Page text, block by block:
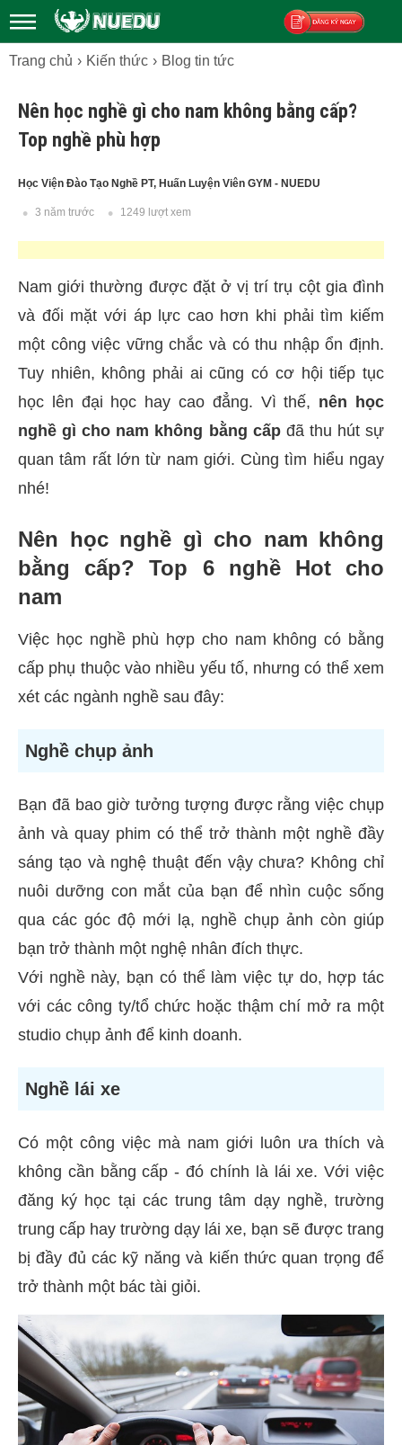
Trang chủ Kiến thức Blog tin tức
Nên học nghề gì cho nam không bằng cấp?
Top nghề phù hợp
Học Viện Đào Tạo Nghề PT, Huấn Luyện Viên GYM - NUEDU
3 năm trước 1249 lượt xem
Nam giới thường được đặt ở vị trí trụ cột gia đình
và đối mặt với áp lực cao hơn khi phải tìm kiếm
một công việc vững chắc và có thu nhập ổn định.
Tuy nhiên, không phải ai cũng có cơ hội tiếp tục
học lên đại học hay cao đẳng. Vì thế, nên học
nghề gì cho nam không bằng cấpđã thu hút sự
quan tâm rất lớn từ nam giới. Cùng tìm hiểu ngay
nhé!
Nên học nghề gì cho nam không
bằng cấp? Top 6 nghề Hot cho
nam
Việc học nghề phù hợp cho nam không có bằng
cấp phụ thuộc vào nhiều yếu tố, nhưng có thể xem
xét các ngành nghề sau đây:
Nghề chụp ảnh
Bạn đã bao giờ tưởng tượng được rằng việc chụp
ảnh và quay phim có thể trở thành một nghề đầy
sáng tạo và nghệ thuật đến vậy chưa? Không chỉ
nuôi dưỡng con mắt của bạn để nhìn cuộc sống
qua các góc độ mới lạ, nghề chụp ảnh còn giúp
bạn trở thành một nghệ nhân đích thực.
Với nghề này, bạn có thể làm việc tự do, hợp tác
với các công ty/tổ chức hoặc thậm chí mở ra một
studio chụp ảnh để kinh doanh.
Nghề lái xe
Có một công việc mà nam giới luôn ưa thích và
không cần bằng cấp - đó chính là lái xe. Với việc
đăng ký học tại các trung tâm dạy nghề, trường
trung cấp hay trường dạy lái xe, bạn sẽ được trang
bị đầy đủ các kỹ năng và kiến thức quan trọng để
trở thành một bác tài giỏi.